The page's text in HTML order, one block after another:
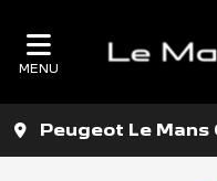
MENU
Peugeot Le Mans